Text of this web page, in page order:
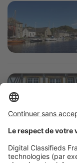
Image
Image
Image